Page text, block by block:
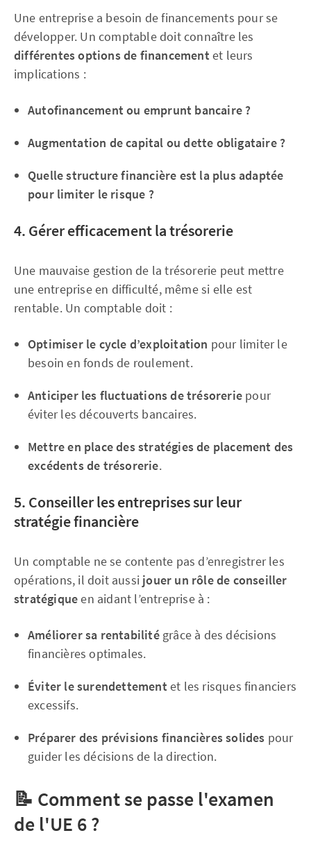
Une entreprise a besoin de financements pour se
développer. Un comptable doit connaître les
différentes options de financement et leurs
implications :
Autofinancement ou emprunt bancaire ?
Augmentation de capital ou dette obligataire ?
Quelle structure financière est la plus adaptée
pour limiter le risque ?
4. Gérer efficacement la trésorerie
Une mauvaise gestion de la trésorerie peut mettre
une entreprise en difficulté, même si elle est
rentable. Un comptable doit :
Optimiser le cycle d’exploitation pour limiter le
besoin en fonds de roulement.
Anticiper les fluctuations de trésorerie pour
éviter les découverts bancaires.
Mettre en place des stratégies de placement des
excédents de trésorerie.
5. Conseiller les entreprises sur leur
stratégie financière
Un comptable ne se contente pas d’enregistrer les
opérations, il doit aussi jouer un rôle de conseiller
stratégiqueen aidant l’entreprise à :
Améliorer sa rentabilitégrâce à des décisions
financières optimales.
Éviter le surendettement et les risques financiers
excessifs.
Préparer des prévisions financières solides pour
guider les décisions de la direction.
📝 Comment se passe l'examen
de l'UE 6 ?